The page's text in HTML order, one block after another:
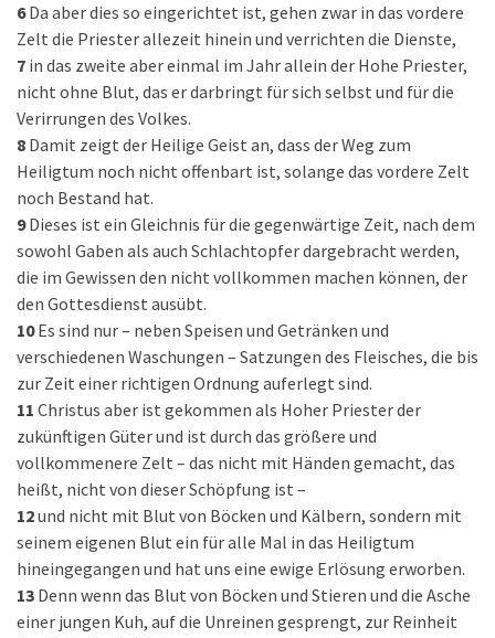
6 Da aber dies so eingerichtet ist, gehen zwar in das vordere
Zelt die Priester allezeit hinein und verrichten die Dienste,
7 in das zweite aber einmal im Jahr allein der Hohe Priester,
nicht ohne Blut, das er darbringt für sich selbst und für die
Verirrungen des Volkes.
8 Damit zeigt der Heilige Geist an, dass der Weg zum
Heiligtum noch nicht offenbart ist, solange das vordere Zelt
noch Bestand hat.
9 Dieses ist ein Gleichnis für die gegenwärtige Zeit, nach dem
sowohl Gaben als auch Schlachtopfer dargebracht werden,
die im Gewissen den nicht vollkommen machen können, der
den Gottesdienst ausübt.
10 Es sind nur – neben Speisen und Getränken und
verschiedenen Waschungen – Satzungen des Fleisches, die bis
zur Zeit einer richtigen Ordnung auferlegt sind.
11 Christus aber ist gekommen als Hoher Priester der
zukünftigen Güter und ist durch das größere und
vollkommenere Zelt – das nicht mit Händen gemacht, das
heißt, nicht von dieser Schöpfung ist –
12und nicht mit Blut von Böcken und Kälbern, sondern mit
seinem eigenen Blut ein für alle Mal in das Heiligtum
hineingegangen und hat uns eine ewige Erlösung erworben.
13 Denn wenn das Blut von Böcken und Stieren und die Asche
einer jungen Kuh, auf die Unreinen gesprengt, zur Reinheit